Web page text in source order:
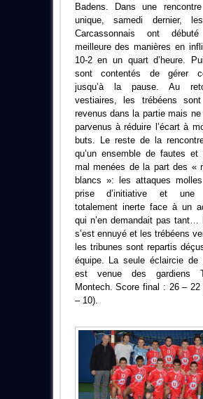
Badens. Dans une
unique, samedi dernier,
Carcassonnais ont
meilleure des manières en
10-2 en un quart d’heure.
sont contentés de gérer
jusqu’à la pause. Au
vestiaires, les trébéens
revenus dans la partie mais
parvenus à réduire l’écart à
buts. Le reste de la
qu’un ensemble de fautes et
mal menées de la part des «
blancs »: les attaques
prise d’initiative et une
totalement inerte face à un
qui n’en demandait pas tant…
s’est ennuyé et les trébéens
les tribunes sont repartis
équipe. La seule éclaircie de
est venue des gardiens
Montech. Score final : 26 –
– 10).